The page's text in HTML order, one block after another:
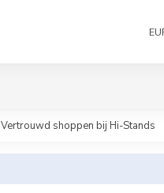
Vertrouwd shoppen bij Hi-Stands